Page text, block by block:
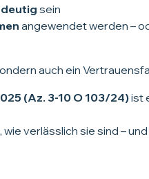
sein
angewendet werden –
auch ein
(Az. 3-10 O 103/24)ist
verlässlich sie sind – und